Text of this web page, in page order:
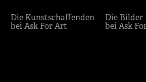
Die Kunstschaffenden
bei Ask For Art
Die Bilder
bei Ask